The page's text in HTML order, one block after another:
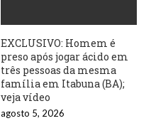
EXCLUSIVO: Homem é
preso após jogar ácido em
três pessoas da mesma
família em Itabuna (BA);
veja vídeo
agosto 5, 2026